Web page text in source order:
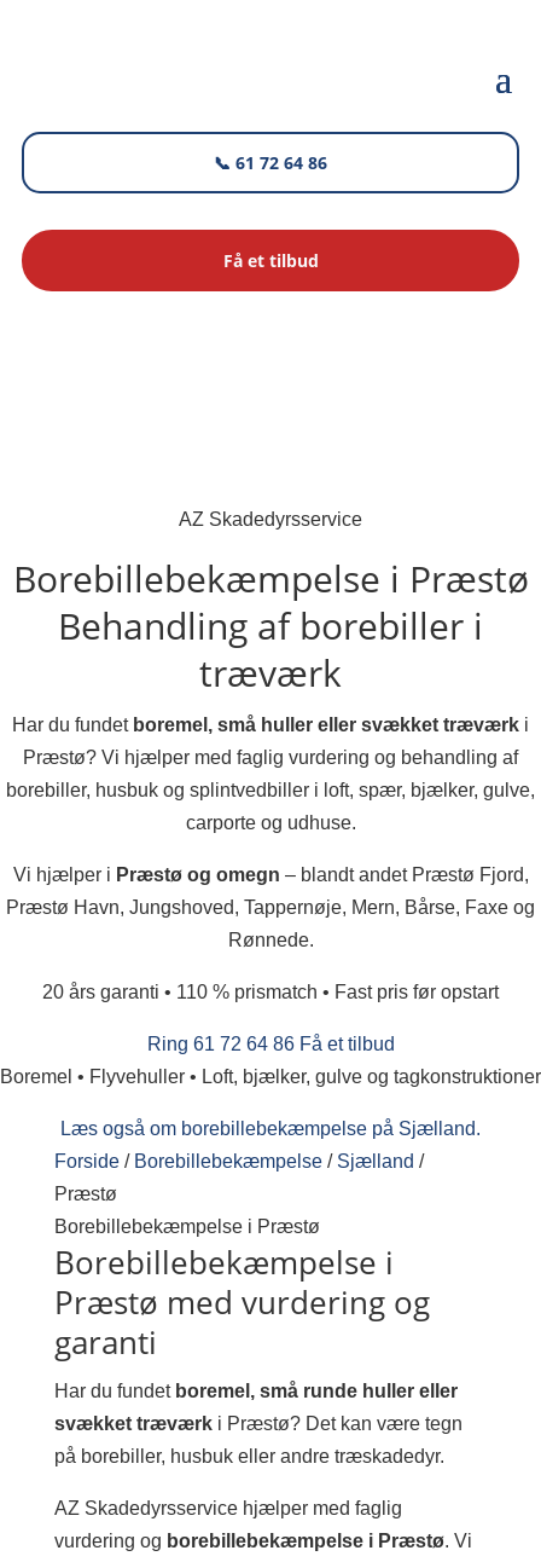
📞 61 72 64 86
Få et tilbud
AZ Skadedyrsservice
Borebillebekæmpelse i Præstø
Behandling af borebiller i
træværk
Har du fundet boremel, små huller eller svækket træværk i
Præstø? Vi hjælper med faglig vurdering og behandling af
borebiller, husbuk og splintvedbiller i loft, spær, bjælker, gulve,
carporte og udhuse.
Vi hjælper i Præstø og omegn – blandt andet Præstø Fjord,
Præstø Havn, Jungshoved, Tappernøje, Mern, Bårse, Faxe og
Rønnede.
20 års garanti • 110 % prismatch • Fast pris før opstart
Ring 61 72 64 86 Få et tilbud
Boremel • Flyvehuller • Loft, bjælker, gulve og tagkonstruktioner
Læs også om borebillebekæmpelse på Sjælland.
Forside / Borebillebekæmpelse / Sjælland /
Præstø
Borebillebekæmpelse i Præstø
Borebillebekæmpelse i
Præstø med vurdering og
garanti
Har du fundet boremel, små runde huller eller
svækket træværki Præstø? Det kan være tegn
på borebiller, husbuk eller andre træskadedyr.
AZ Skadedyrsservice hjælper med faglig
vurdering og borebillebekæmpelse i Præstø. Vi